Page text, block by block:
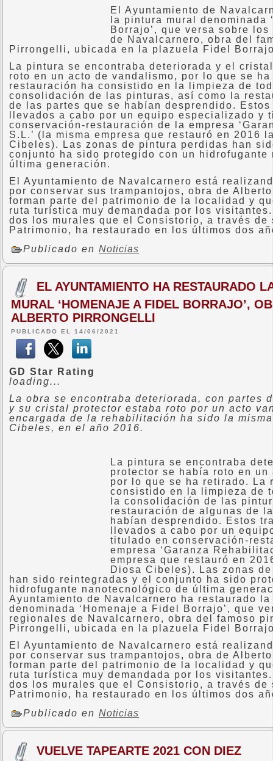
El Ayuntamiento de
la pintura mural denominada
Borrajo’, que versa sobre
de Navalcarnero, obra del
Pirrongelli, ubicada en la plazuela Fidel
La pintura se encontraba deteriorada y el
roto en un acto de vandalismo, por lo que se
restauración ha consistido en la limpieza de
consolidación de las pinturas, así como la
de las partes que se habían desprendido.
llevados a cabo por un equipo especializado y
conservación-restauración de la empresa
S.L.’ (la misma empresa que restauró en 2016
Cibeles). Las zonas de pintura perdidas han
conjunto ha sido protegido con un hidrofugante
última generación.
El Ayuntamiento de Navalcarnero está
por conservar sus trampantojos, obra de
forman parte del patrimonio de la localidad y
ruta turística muy demandada por los
dos los murales que el Consistorio, a través de
Patrimonio, ha restaurado en los últimos dos
Publicado en Noticias
EL AYUNTAMIENTO HA RESTAURADO
MURAL ‘HOMENAJE A FIDEL BORRAJO’,
ALBERTO PIRRONGELLI
PUBLICADO EL 14/06/2021
GD Star Rating
loading...
La obra se encontraba deteriorada, con partes
y su cristal protector estaba roto por un acto
encargada de la rehabilitación ha sido la
Cibeles, en el año 2016.
La pintura se encontraba
protector se había roto en
por lo que se ha retirado. La
consistido en la limpieza de
la consolidación de las
restauración de algunas de
habían desprendido. Estos
llevados a cabo por un
titulado en conservación-
empresa ‘Garanza
empresa que restauró en
Diosa Cibeles). Las zonas
han sido reintegradas y el conjunto ha sido
hidrofugante nanotecnológico de última
Ayuntamiento de Navalcarnero ha restaurado
denominada ‘Homenaje a Fidel Borrajo’, que
regionales de Navalcarnero, obra del famoso
Pirrongelli, ubicada en la plazuela Fidel
El Ayuntamiento de Navalcarnero está
por conservar sus trampantojos, obra de
forman parte del patrimonio de la localidad y
ruta turística muy demandada por los
dos los murales que el Consistorio, a través de
Patrimonio, ha restaurado en los últimos dos
Publicado en Noticias
VUELVE TAPEARTE 2021 CON DIEZ